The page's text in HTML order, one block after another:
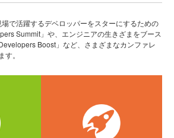
で活躍するデベロッパーをスターにするための
Summit」や、エンジニアの生きざまをブース
Boost」など、さまざまなカンファレ
。